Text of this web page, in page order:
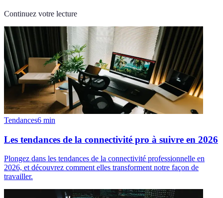
Continuez votre lecture
Tendances6 min
Les tendances de la connectivité pro à suivre en 2026
Plongez dans les tendances de la connectivité professionnelle en
2026, et découvrez comment elles transforment notre façon de
travailler.